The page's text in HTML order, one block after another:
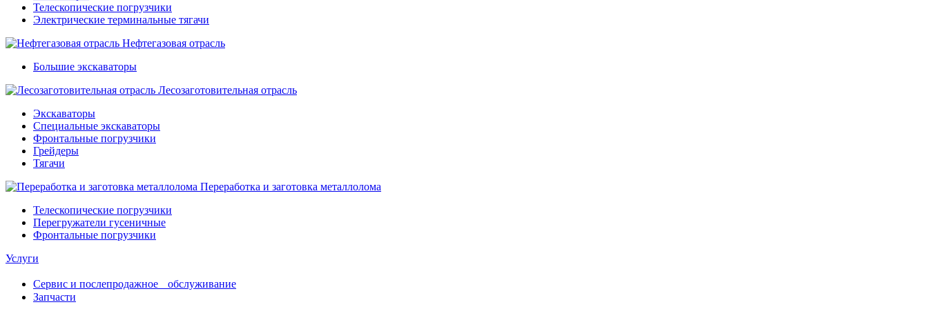
Телескопические погрузчики
Электрические терминальные тягачи
Нефтегазовая отрасль
Большие экскаваторы
Лесозаготовительная отрасль
Экскаваторы
Специальные экскаваторы
Фронтальные погрузчики
Грейдеры
Тягачи
Переработка и заготовка металлолома
Телескопические погрузчики
Перегружатели гусеничные
Фронтальные погрузчики
Услуги
Сервис и послепродажное обслуживание
Запчасти